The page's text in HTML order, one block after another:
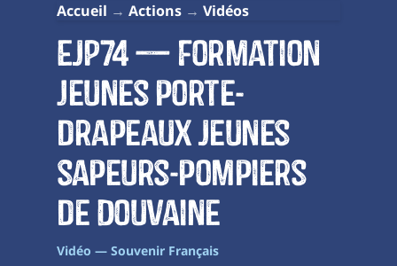
Accueil Actions Vidéos
EJP74 — Formation
jeunes porte-
drapeaux Jeunes
sapeurs-pompiers
de Douvaine
Vidéo — Souvenir Français